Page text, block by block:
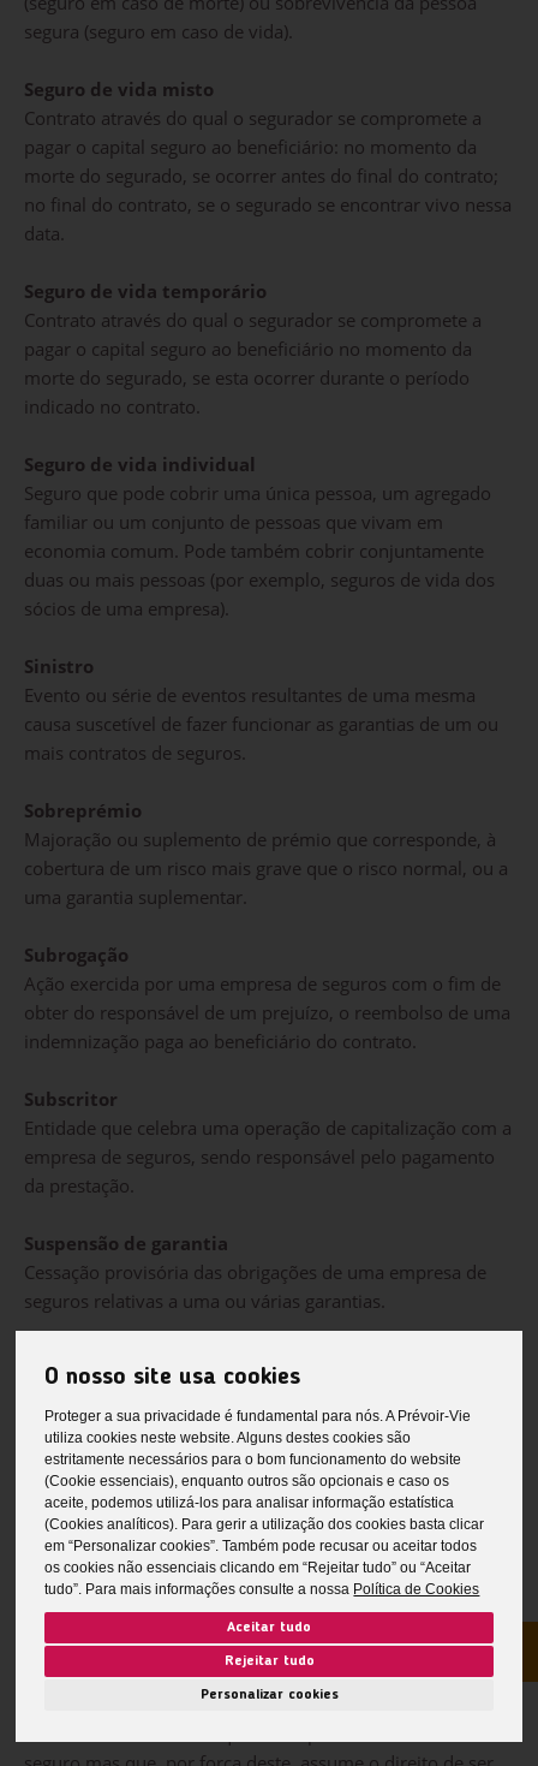
O nosso site usa cookies
Proteger a sua privacidade é fundamental para nós. A Prévoir-Vie
utiliza cookies neste website. Alguns destes cookies são
estritamente necessários para o bom funcionamento do website
(Cookie essenciais), enquanto outros são opcionais e caso os
aceite, podemos utilizá-los para analisar informação estatística
(Cookies analíticos). Para gerir a utilização dos cookies basta clicar
em “Personalizar cookies”. Também pode recusar ou aceitar todos
os cookies não essenciais clicando em “Rejeitar tudo” ou “Aceitar
tudo”. Para mais informações consulte a nossa Política de Cookies
Aceitar tudo
Rejeitar tudo
Personalizar cookies
segura (seguro em caso de vida).
Seguro de vida misto
Contrato através do qual o segurador se compromete a
pagar o capital seguro ao beneficiário: no momento da
morte do segurado, se ocorrer antes do final do contrato;
no final do contrato, se o segurado se encontrar vivo nessa
data.
Seguro de vida temporário
Contrato através do qual o segurador se compromete a
pagar o capital seguro ao beneficiário no momento da
morte do segurado, se esta ocorrer durante o período
indicado no contrato.
Seguro de vida individual
Seguro que pode cobrir uma única pessoa, um agregado
familiar ou um conjunto de pessoas que vivam em
economia comum. Pode também cobrir conjuntamente
duas ou mais pessoas (por exemplo, seguros de vida dos
sócios de uma empresa).
Sinistro
Evento ou série de eventos resultantes de uma mesma
causa suscetível de fazer funcionar as garantias de um ou
mais contratos de seguros.
Sobreprémio
Majoração ou suplemento de prémio que corresponde, à
cobertura de um risco mais grave que o risco normal, ou a
uma garantia suplementar.
Subrogação
Ação exercida por uma empresa de seguros com o fim de
obter do responsável de um prejuízo, o reembolso de uma
indemnização paga ao beneficiário do contrato.
Subscritor
Entidade que celebra uma operação de capitalização com a
empresa de seguros, sendo responsável pelo pagamento
da prestação.
Suspensão de garantia
Cessação provisória das obrigações de uma empresa de
seguros relativas a uma ou várias garantias.
Cessação provisória das obrigações de uma empresa de
seguros relativas a uma ou várias garantias.
T
Tarifa
Designação dada ao quadro de prémios ou de taxas de
prémio a aplicar aos riscos a segurar e ao conjunto de
condições de subscrição de um ramo.